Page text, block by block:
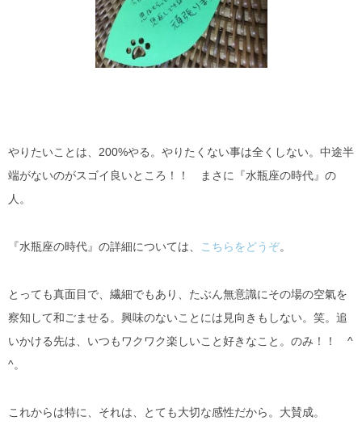
やりたいことは、200%やる。やりたくない事は全くしない。中途半
端がないのがスゴイ良いところ！！ まさに『水瓶座の時代』の
人。
『水瓶座の時代』の詳細については、 こちらをどうぞ。
とっても真面目で、繊細でもあり、たぶん無意識にその場の空氣を
察知して和ごませる。興味のないことには見向きもしない。笑。追
いかける先は、いつもワクワク楽しいこと好きなこと。のみ！！ ^
^。
これからは特に、それは、とても大切な感性だから。大賛成。